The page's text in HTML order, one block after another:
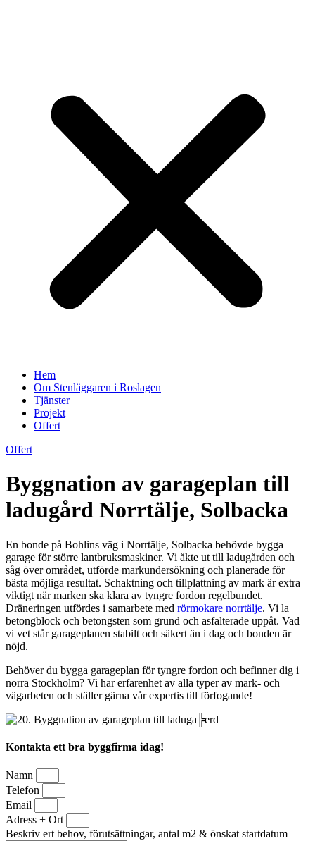
Hem
Om Stenläggaren i Roslagen
Tjänster
Projekt
Offert
Offert
Byggnation av garageplan till
ladugård Norrtälje, Solbacka
En bonde på Bohlins väg i Norrtälje, Solbacka behövde bygga
garage för större lantbruksmaskiner. Vi åkte ut till ladugården och
såg över området, utförde markundersökning och planerade för
bästa möjliga resultat. Schaktning och tillplattning av mark är extra
viktigt när marken ska klara av tyngre fordon regelbundet.
Dräneringen utfördes i samarbete med rörmokare norrtälje. Vi la
betongblock och betongsten som grund och asfalterade uppåt. Vad
vi vet står garageplanen stabilt och säkert än i dag och bonden är
nöjd.
Behöver du bygga garageplan för tyngre fordon och befinner dig i
norra Stockholm? Vi har erfarenhet av alla typer av mark- och
vägarbeten och ställer gärna vår expertis till förfogande!
Kontakta ett bra byggfirma idag!
Namn
Telefon
Email
Adress + Ort
Beskriv ert behov, förutsättningar, antal m2 & önskat startdatum